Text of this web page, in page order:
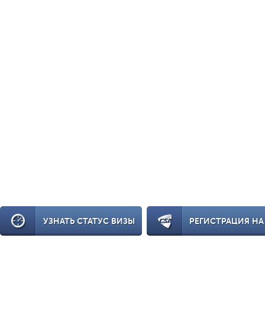
УЗНАТЬ СТАТУС ВИЗЫ РЕГИСТРАЦИЯ НА